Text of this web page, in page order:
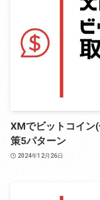
XMでビットコイン
策5パターン
2024年12月26日